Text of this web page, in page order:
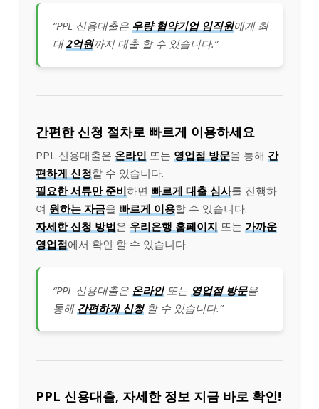
“PPL 신용대출은 우량 협약기업 임직원에게 최
대2억원까지 대출 할 수 있습니다.”
간편한 신청 절차로 빠르게 이용하세요
PPL 신용대출은 온라인 또는 영업점 방문을 통해 간
편하게 신청할 수 있습니다.
필요한 서류만 준비하면 빠르게 대출 심사를 진행하
여 원하는 자금을 빠르게 이용할 수 있습니다.
자세한 신청 방법은 우리은행 홈페이지 또는 가까운
영업점에서 확인 할 수 있습니다.
“PPL 신용대출은 온라인또는 영업점 방문을
통해 간편하게 신청할 수 있습니다.”
PPL 신용대출, 자세한 정보 지금 바로 확인!